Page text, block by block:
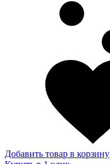
Добавить товар в корзину